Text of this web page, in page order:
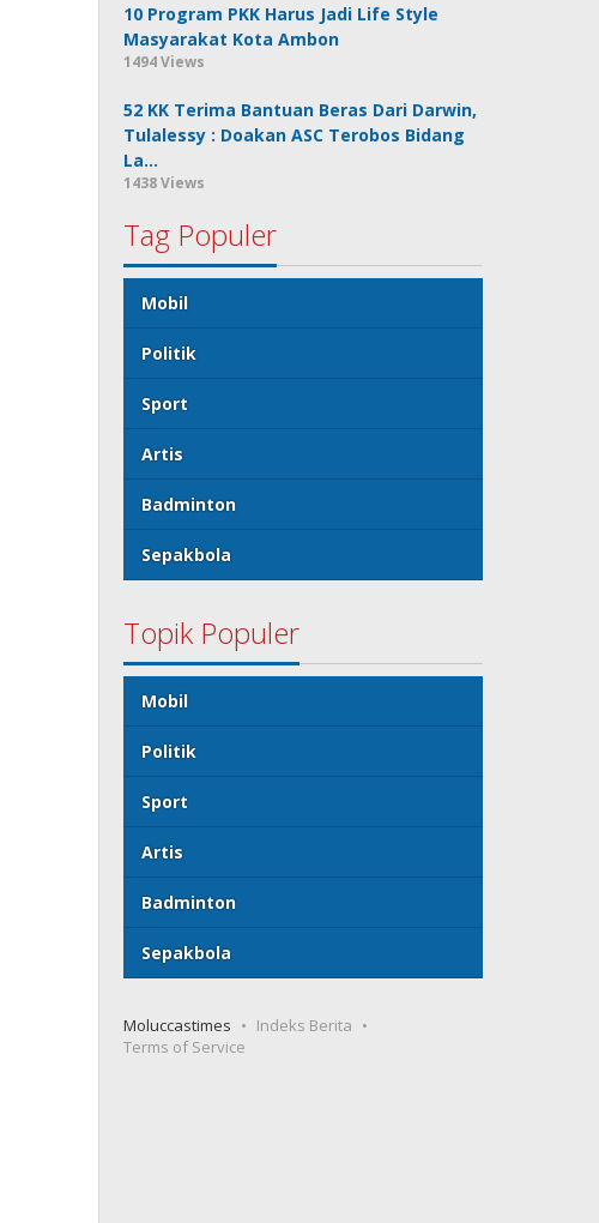
10 Program PKK Harus Jadi Life Style
Masyarakat Kota Ambon
1494 Views
52 KK Terima Bantuan Beras Dari Darwin,
Tulalessy : Doakan ASC Terobos Bidang
La…
1438 Views
Tag Populer
Mobil
Politik
Sport
Artis
Badminton
Sepakbola
Topik Populer
Mobil
Politik
Sport
Artis
Badminton
Sepakbola
Moluccastimes
Indeks Berita
Terms of Service